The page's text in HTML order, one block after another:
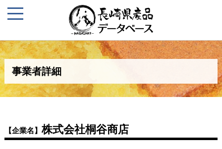
事業者詳細
【企業名】株式会社桐谷商店